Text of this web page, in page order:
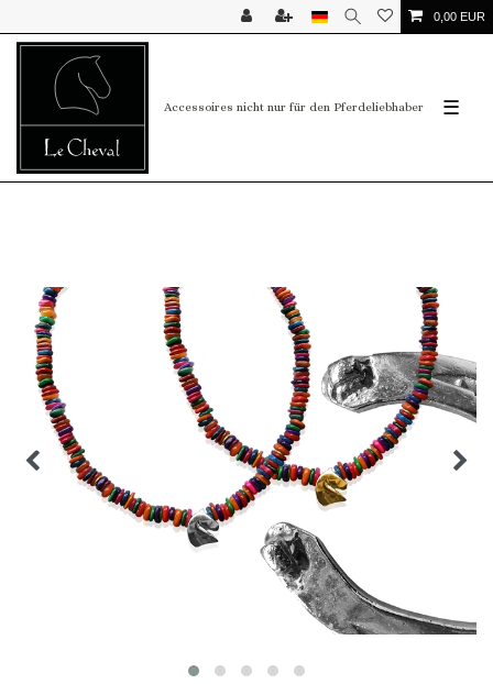
0,00 EUR
Accessoires nicht nur für den Pferdeliebhaber ☰